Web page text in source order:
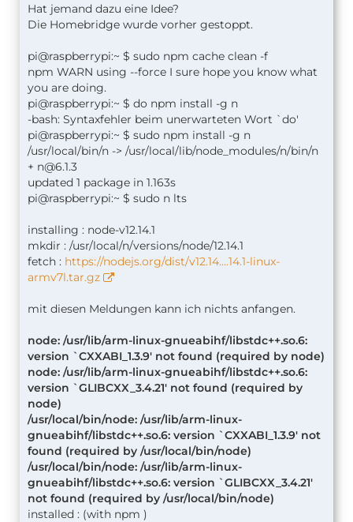
                                     ^
Hat jemand dazu eine Idee?
Die Homebridge wurde vorher gestoppt.
pi@raspberrypi:~ $ sudo npm cache clean -f
npm WARN using --force I sure hope you know what
you are doing.
pi@raspberrypi:~ $ do npm install -g n
-bash: Syntaxfehler beim unerwarteten Wort `do'
pi@raspberrypi:~ $ sudo npm install -g n
/usr/local/bin/n -> /usr/local/lib/node_modules/n/bin/n
+ n@6.1.3
updated 1 package in 1.163s
pi@raspberrypi:~ $ sudo n lts
installing : node-v12.14.1
mkdir : /usr/local/n/versions/node/12.14.1
fetch : https://nodejs.org/dist/v12.14….14.1-linux-
armv7l.tar.gz
mit diesen Meldungen kann ich nichts anfangen.
node: /usr/lib/arm-linux-gnueabihf/libstdc++.so.6:
version `CXXABI_1.3.9' not found (required by node)
node: /usr/lib/arm-linux-gnueabihf/libstdc++.so.6:
version `GLIBCXX_3.4.21' not found (required by
node)
/usr/local/bin/node: /usr/lib/arm-linux-
gnueabihf/libstdc++.so.6: version `CXXABI_1.3.9' not
found (required by /usr/local/bin/node)
/usr/local/bin/node: /usr/lib/arm-linux-
gnueabihf/libstdc++.so.6: version `GLIBCXX_3.4.21'
not found (required by /usr/local/bin/node)
installed : (with npm )